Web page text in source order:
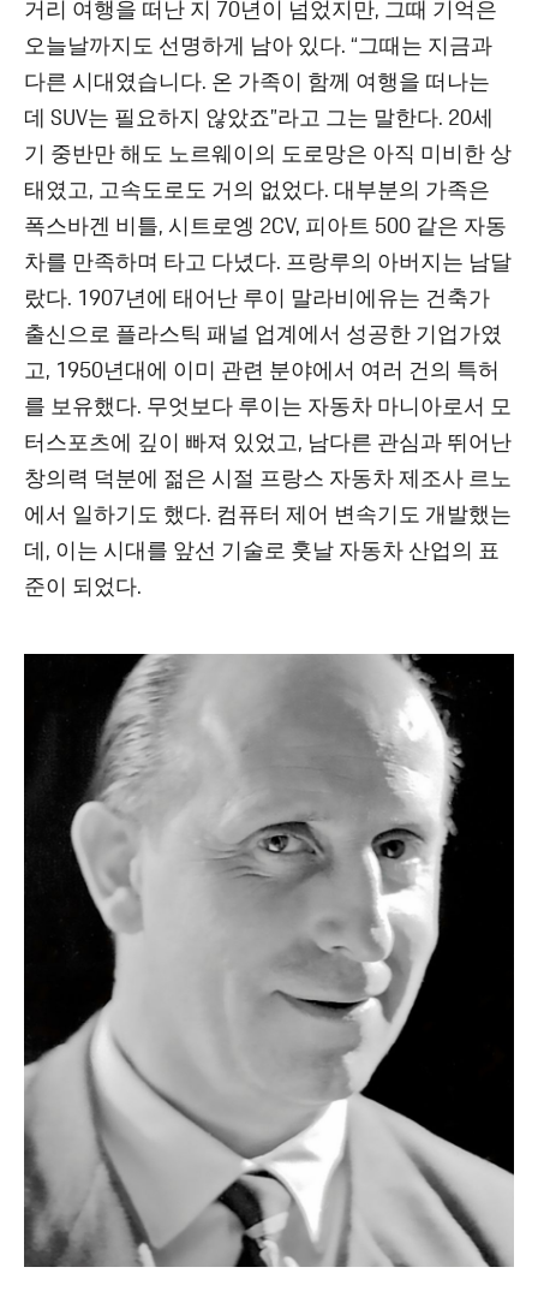
거리 여행을 떠난 지 70년이 넘었지만, 그때 기억은
오늘날까지도 선명하게 남아 있다. “그때는 지금과
다른 시대였습니다. 온 가족이 함께 여행을 떠나는
데 SUV는 필요하지 않았죠”라고 그는 말한다. 20세
기 중반만 해도 노르웨이의 도로망은 아직 미비한 상
태였고, 고속도로도 거의 없었다. 대부분의 가족은
폭스바겐 비틀, 시트로엥 2CV, 피아트 500 같은 자동
차를 만족하며 타고 다녔다. 프랑루의 아버지는 남달
랐다. 1907년에 태어난 루이 말라비에유는 건축가
출신으로 플라스틱 패널 업계에서 성공한 기업가였
고, 1950년대에 이미 관련 분야에서 여러 건의 특허
를 보유했다. 무엇보다 루이는 자동차 마니아로서 모
터스포츠에 깊이 빠져 있었고, 남다른 관심과 뛰어난
창의력 덕분에 젊은 시절 프랑스 자동차 제조사 르노
에서 일하기도 했다. 컴퓨터 제어 변속기도 개발했는
데, 이는 시대를 앞선 기술로 훗날 자동차 산업의 표
준이 되었다.